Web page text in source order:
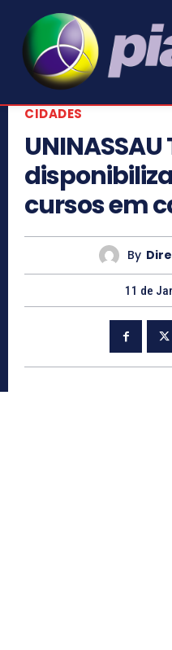
CIDADES
cursos em
By
11 de